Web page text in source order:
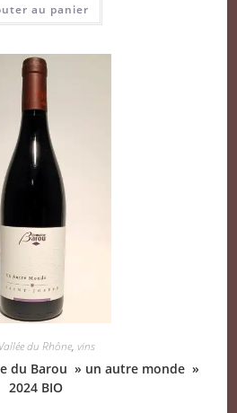
au panier
Vallée du Rhône, vins
du Barou » un autre monde »
2024 BIO